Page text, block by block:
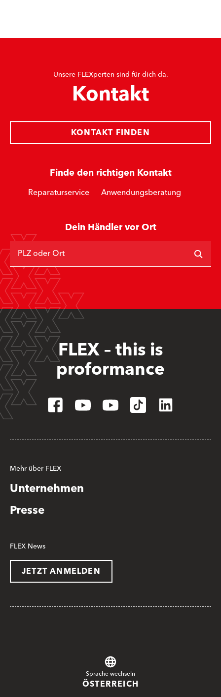
Unsere FLEXperten sind für dich da.
Kontakt
Finde den richtigen Kontakt
Reparaturservice Anwendungsberatung
KONTAKT FINDEN
Dein Händler vor Ort
PLZ oder Ort
FLEX – this is
proformance
Mehr über FLEX
Unternehmen
Presse
FLEX News
JETZT ANMELDEN
Sprache wechseln
ÖSTERREICH